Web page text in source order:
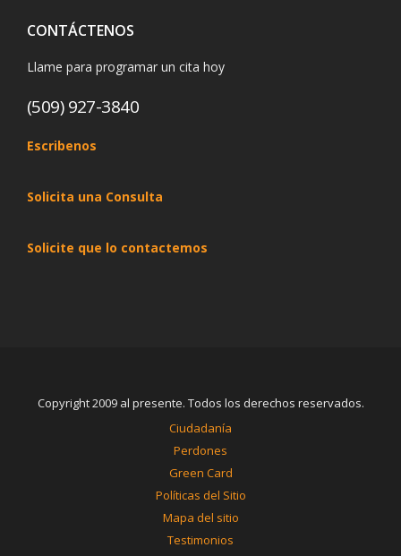
CONTÁCTENOS
Llame para programar un cita hoy
(509) 927-3840
Escribenos
Solicita una Consulta
Solicite que lo contactemos
Copyright 2009 al presente. Todos los derechos reservados.
Ciudadanía
Perdones
Green Card
Políticas del Sitio
Mapa del sitio
Testimonios